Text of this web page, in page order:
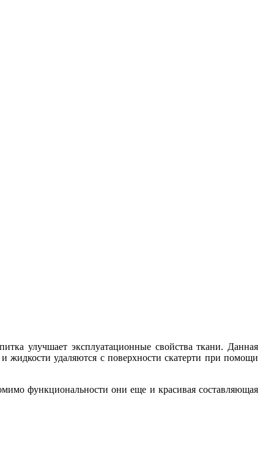
улучшает эксплуатационные свойства ткани. Данная
жидкости удаляются с поверхности скатерти при помощи
функциональности они еще и красивая составляющая